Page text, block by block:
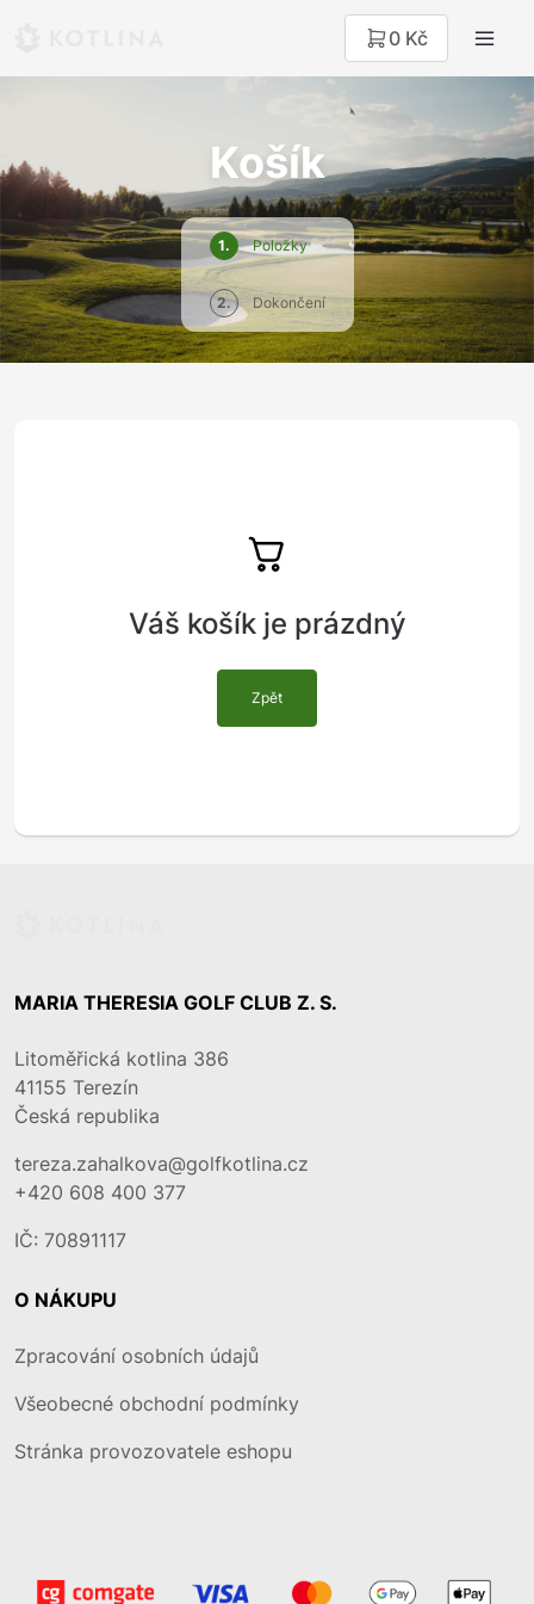
0 Kč
Košík
1. Položky
2. Dokončení
Váš košík je prázdný
Zpět
MARIA THERESIA GOLF CLUB Z. S.
Litoměřická kotlina 386
41155 Terezín
Česká republika
tereza.zahalkova@golfkotlina.cz
+420 608 400 377
IČ: 70891117
O NÁKUPU
Zpracování osobních údajů
Všeobecné obchodní podmínky
Stránka provozovatele eshopu